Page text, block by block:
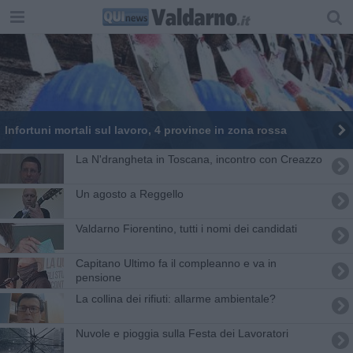
Infortuni mortali sul lavoro, 4 province in zona rossa
La N'drangheta in Toscana, incontro con Creazzo
Un agosto a Reggello
Valdarno Fiorentino, tutti i nomi dei candidati
Capitano Ultimo fa il compleanno e va in
pensione
La collina dei rifiuti: allarme ambientale?
Nuvole e pioggia sulla Festa dei Lavoratori